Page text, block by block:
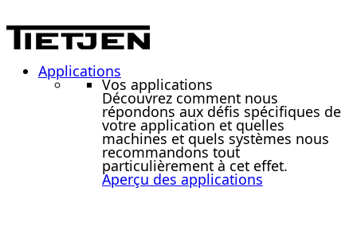
Applications
Vos applications
Découvrez comment nous
répondons aux défis spécifiques de
votre application et quelles
machines et quels systèmes nous
recommandons tout
particulièrement à cet effet.
Aperçu des applications